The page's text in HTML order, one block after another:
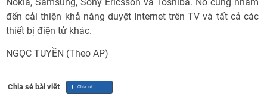
đến cải thiện khả năng duyệt Internet trên TV và tất cả các
thiết bị điện tử khác.
NGỌC TUYỀN (Theo AP)
Chia sẻ bài viết